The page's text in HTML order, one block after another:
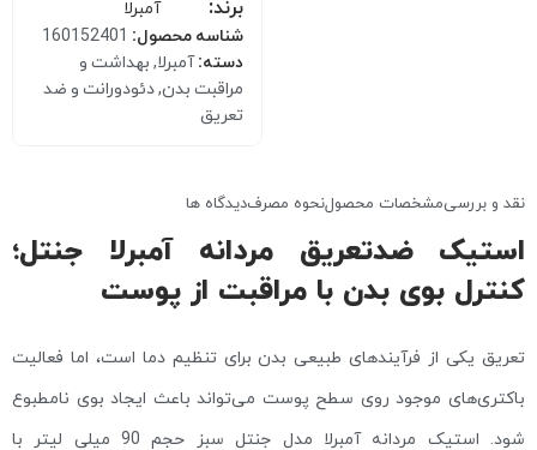
برند:
آمبرلا
شناسه محصول: 160152401
دسته: آمبرلا, بهداشت و
مراقبت بدن,دئودورانت و ضد
تعریق
نقد و بررسیمشخصات محصولنحوه مصرفدیدگاه ها
استیک ضدتعریق مردانه آمبرلا جنتل؛
کنترل بوی بدن با مراقبت از پوست
تعریق یکی از فرآیندهای طبیعی بدن برای تنظیم دما است، اما فعالیت
باکتری‌های موجود روی سطح پوست می‌تواند باعث ایجاد بوی نامطبوع
شود. استیک مردانه آمبرلا مدل جنتل سبز حجم 90 میلی لیتر با